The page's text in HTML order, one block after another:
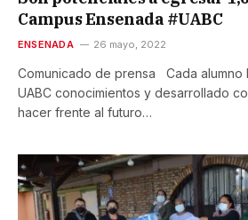
Campus Ensenada #UABC
ENSENADA 26 mayo, 2022
Comunicado de prensa Cada alumno
UABC conocimientos y desarrollado
hacer frente al futuro…